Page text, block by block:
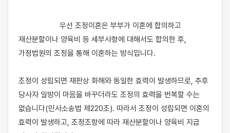
재산분할이나 양육비 등 세부사항에 대해서도 합의한 후,
가정법원의 조정을 통해 이혼하는 방식입니다.
조정이 성립되면 재판상 화해와 동일한 효력이 발생하므로, 추후
당사자 일방이 마음을 바꾸더라도 조정의 효력을 번복할 수는
없습니다(민사소송법 제220조). 따라서 조정이 성립되면 이혼의
효력이 발생하고, 조정조항에 따라 재산분할이나 양육비 지급